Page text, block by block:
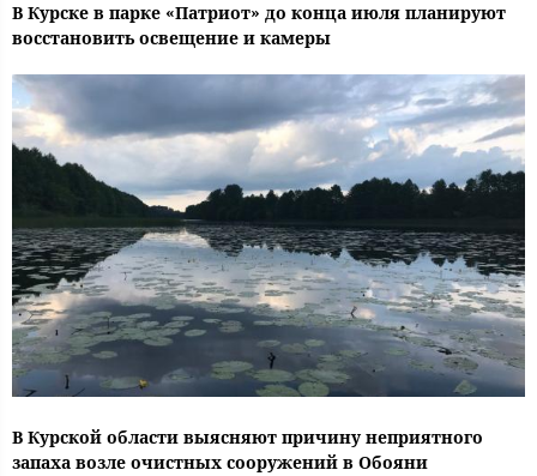
В Курске в парке «Патриот» до конца июля планируют
восстановить освещение и камеры
В Курской области выясняют причину неприятного
запаха возле очистных сооружений в Обояни